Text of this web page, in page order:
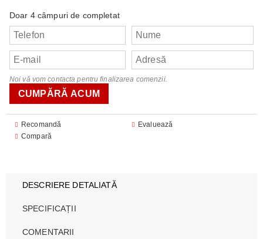
Doar 4 câmpuri de completat
Noi vă vom contacta pentru finalizarea comenzii.
Recomandă
Evaluează
Compară
DESCRIERE DETALIATĂ
SPECIFICAȚII
COMENTARII